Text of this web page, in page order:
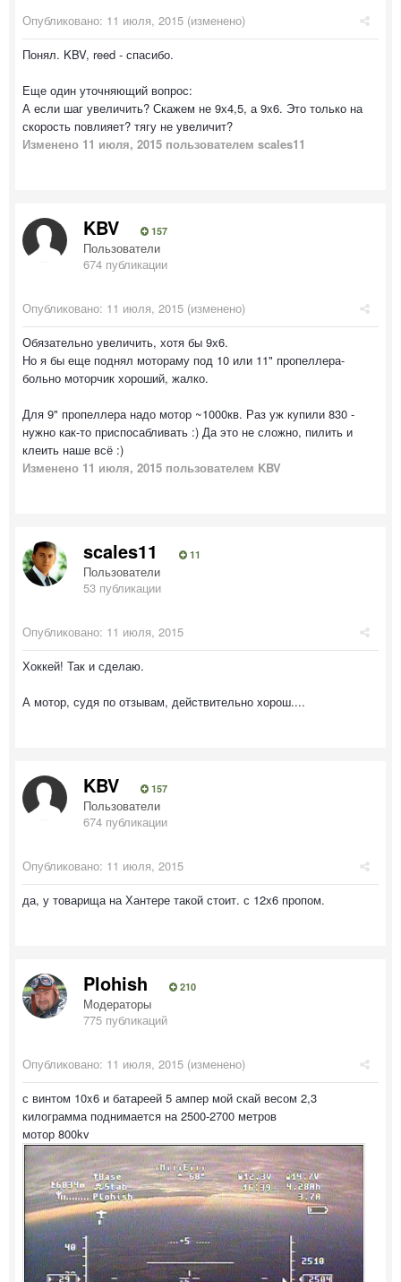
Опубликовано: 11 июля, 2015 (изменено)
Понял. KBV, reed - спасибо.
Еще один уточняющий вопрос:
А если шаг увеличить? Скажем не 9х4,5, а 9х6. Это только на
скорость повлияет? тягу не увеличит?
Изменено 11 июля, 2015 пользователем scales11
KBV 157
Пользователи
674 публикации
Опубликовано: 11 июля, 2015 (изменено)
Обязательно увеличить, хотя бы 9х6.
Но я бы еще поднял мотораму под 10 или 11" пропеллера-
больно моторчик хороший, жалко.
Для 9" пропеллера надо мотор ~1000кв. Раз уж купили 830 -
нужно как-то приспосабливать :) Да это не сложно, пилить и
клеить наше всё :)
Изменено 11 июля, 2015 пользователем KBV
scales11 11
Пользователи
53 публикации
Опубликовано: 11 июля, 2015
Хоккей! Так и сделаю.
А мотор, судя по отзывам, действительно хорош....
KBV 157
Пользователи
674 публикации
Опубликовано: 11 июля, 2015
да, у товарища на Хантере такой стоит. с 12х6 пропом.
Plohish 210
Модераторы
775 публикаций
Опубликовано: 11 июля, 2015 (изменено)
с винтом 10x6 и батареей 5 ампер мой скай весом 2,3
килограмма поднимается на 2500-2700 метров
мотор 800kv